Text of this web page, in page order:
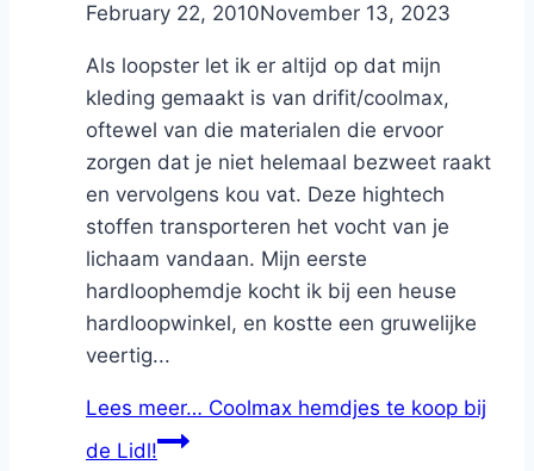
ByNicole
February 22, 2010November 13, 2023
Als loopster let ik er altijd op dat mijn
kleding gemaakt is van drifit/coolmax,
oftewel van die materialen die ervoor
zorgen dat je niet helemaal bezweet raakt
en vervolgens kou vat. Deze hightech
stoffen transporteren het vocht van je
lichaam vandaan. Mijn eerste
hardloophemdje kocht ik bij een heuse
hardloopwinkel, en kostte een gruwelijke
veertig...
Lees meer… Coolmax hemdjes te koop bij
de Lidl!